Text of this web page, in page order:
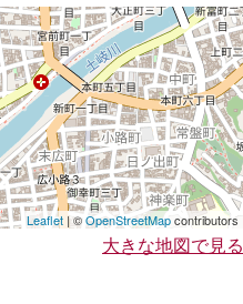
Leaflet | ©OpenStreetMapcontributors
大きな地図で見る